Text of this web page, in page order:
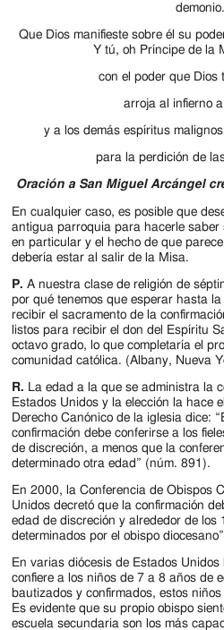
demonio.
Que Dios manifieste sobre él su
Y tú, oh Príncipe de la
con el poder que Dios
arroja al infierno
y a los demás espíritus
para la perdición de
Oración a San Miguel Arcángel
En cualquier caso, es posible que
antigua parroquia para hacerle saber
en particular y el hecho de que
debería estar al salir de la Misa.
P. A nuestra clase de religión de
por qué tenemos que esperar hasta
recibir el sacramento de la
listos para recibir el don del Espíritu
octavo grado, lo que completaría el
comunidad católica. (Albany, Nueva
R. La edad a la que se administra la
Estados Unidos y la elección la hace
Derecho Canónico de la iglesia dice:
confirmación debe conferirse a los
de discreción, a menos que la
determinado otra edad” (núm. 891).
En 2000, la Conferencia de Obispos
Unidos decretó que la confirmación
edad de discreción y alrededor de los
determinados por el obispo
En varias diócesis de Estados
confiere a los niños de 7 a 8 años de
bautizados y confirmados, estos
Es evidente que su propio obispo
escuela secundaria son los más